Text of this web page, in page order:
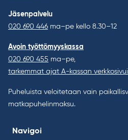
Jäsenpalvelu
020 690 446 ma–pe kello 8.30–12
Avoin työttömyyskassa
020 690 455 ma–pe,
tarkemmat ajat A-kassan
Puheluista veloitetaan vain
matkapuhelinmaksu.
Navigoi